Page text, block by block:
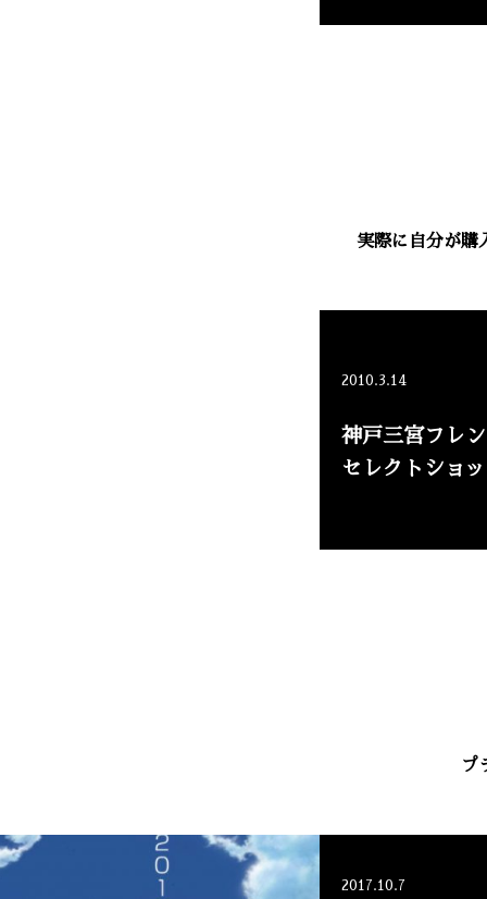
実際に自分が購
2010.3.14
神戸三宮フレ
セレクトショ
プ
2017.10.7